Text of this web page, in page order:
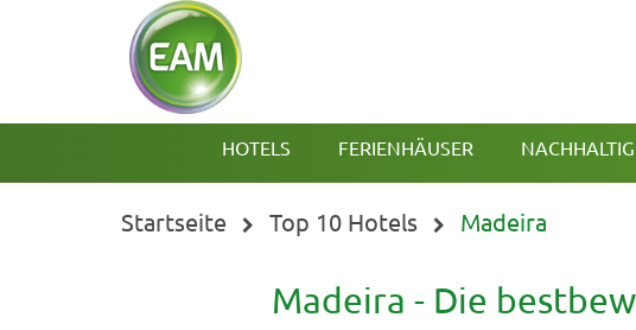
HOTELS FERIENHÄUSER
Startseite Top 10 Hotels Madeira
Madeira - Die